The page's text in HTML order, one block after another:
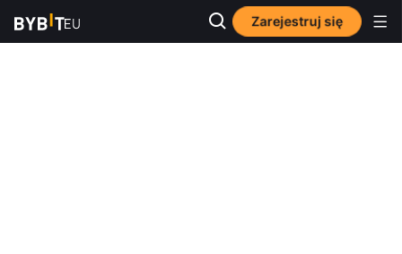
Zarejestruj się